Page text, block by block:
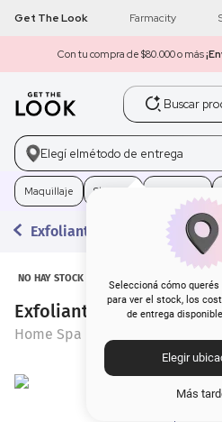
Get The Look Farmacity
Con tu compra de $80.000 o más
Buscar productos
Elegí elmétodo de entrega
Seleccioná cómo
para ver el stock, los
de entrega
Elegir
Más
Maquillaje Skincare
Exfoliantes
NO HAY STOCK
Exfoliante Home Spa
Home Spa
1 get the look
2 máscara pestañas
loreal
4. brochas
5. corrector
6. rubor